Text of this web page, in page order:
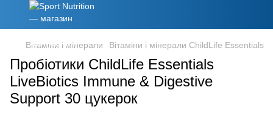
Вітаміни і мінерали Вітаміни і мінерали ChildLife Essentials
Пробіотики ChildLife Essentials
LiveBiotics Immune & Digestive
Support 30 цукерок